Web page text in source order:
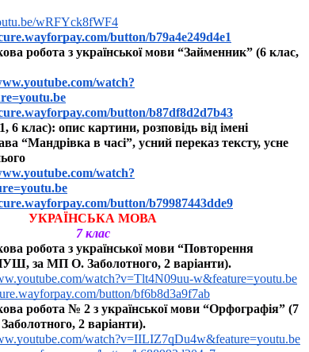
wRFYck8fWF4
button/b79a4e249d4e1
робота з української мови “Займенник” (6 клас,
watch?
button/b87df8d2d7b43
6 клас): опис картини, розповідь від імені
“Мандрівка в часі”, усний переказ тексту, усне
watch?
button/b79987443dde9
УКРАЇНСЬКА МОВА
7 клас
робота з української мови “Повторення
за МП О. Заболотного, 2 варіанти).
watch?v=Tlt4N09uu-w&feature=youtu.be
button/bf6b8d3a9f7ab
робота № 2 з української мови “Орфографія” (7
2 варіанти).
watch?v=IILIZ7qDu4w&feature=youtu.be